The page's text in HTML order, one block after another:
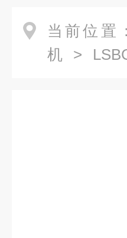
当前位置：
机 >